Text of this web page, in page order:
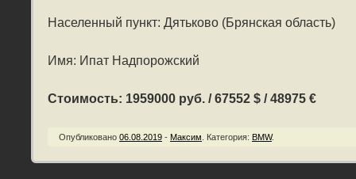
Населенный пункт: Дятьково (Брянская область)
Имя: Ипат Надпорожский
Стоимость: 1959000 руб. / 67552 $ / 48975 €
Опубликовано 06.08.2019 - Максим Категория: BMW.